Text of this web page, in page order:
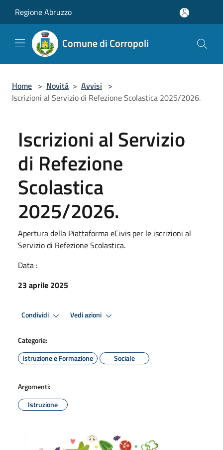
Regione Abruzzo
Comune di Corropoli
Home > Novità > Avvisi >
Iscrizioni al Servizio di Refezione Scolastica 2025/2026.
Iscrizioni al Servizio
di Refezione
Scolastica
2025/2026.
Apertura della Piattaforma eCivis per le iscrizioni al
Servizio di Refezione Scolastica.
Data :
23 aprile 2025
Condividi Vedi azioni
Categorie:
Istruzione e Formazione
Sociale
Argomenti:
Istruzione